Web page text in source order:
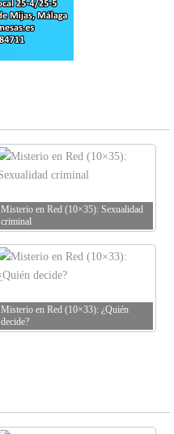
Misterio en Red (10×35): Sexualidad
criminal
Misterio en Red (10×33): ¿Quién
decide?